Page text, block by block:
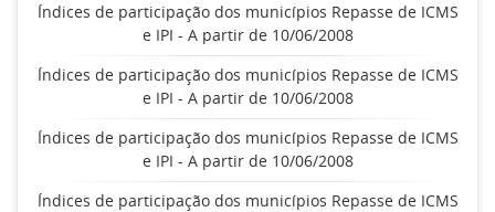
Índices de participação dos municípios Repasse de ICMS
e IPI - A partir de 10/06/2008
Índices de participação dos municípios Repasse de ICMS
e IPI - A partir de 10/06/2008
Índices de participação dos municípios Repasse de ICMS
e IPI - A partir de 10/06/2008
Índices de participação dos municípios Repasse de ICMS